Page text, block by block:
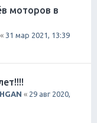
моторов в
« 31 мар 2021, 13:39
« 29 авг 2020,